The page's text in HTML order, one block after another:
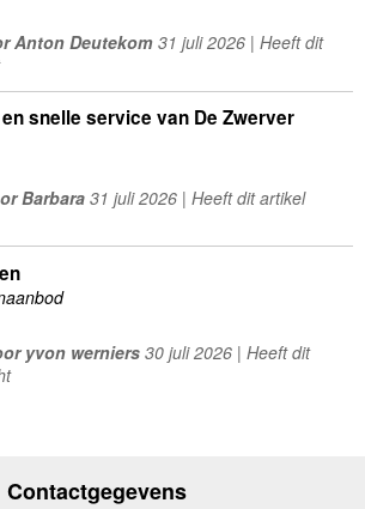
Anton Deutekom31 juli 2026 | Heeft dit
snelle service van De Zwerver
Barbara31 juli 2026 | Heeft dit artikel
yvon werniers30 juli 2026 | Heeft dit
Contactgegevens